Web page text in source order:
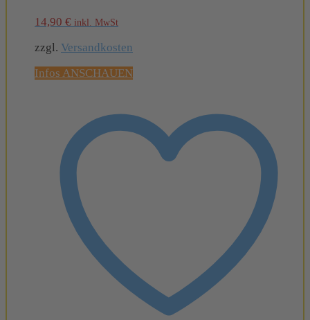
14,90 € inkl. MwSt
zzgl. Versandkosten
Infos ANSCHAUEN